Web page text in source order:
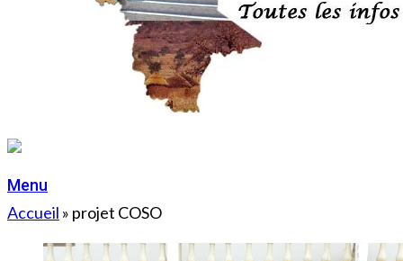
Menu
Accueil » projet COSO